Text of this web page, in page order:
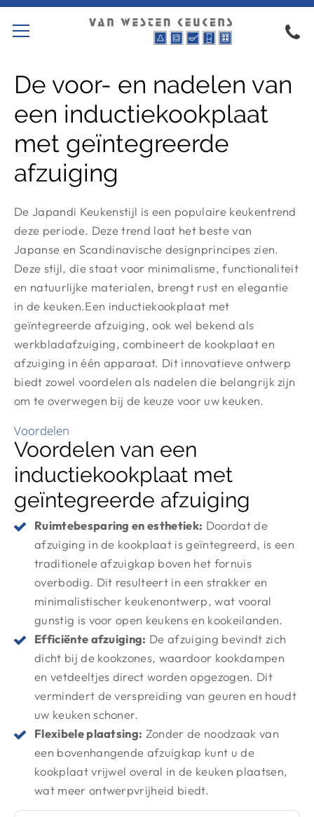
De voor- en nadelen van
een inductiekookplaat
met geïntegreerde
afzuiging
De Japandi Keukenstijl is een populaire keukentrend
deze periode. Deze trend laat het beste van
Japanse en Scandinavische designprincipes zien.
Deze stijl, die staat voor minimalisme, functionaliteit
en natuurlijke materialen, brengt rust en elegantie
in de keuken.Een inductiekookplaat met
geïntegreerde afzuiging, ook wel bekend als
werkbladafzuiging, combineert de kookplaat en
afzuiging in één apparaat. Dit innovatieve ontwerp
biedt zowel voordelen als nadelen die belangrijk zijn
om te overwegen bij de keuze voor uw keuken.
Voordelen
Voordelen van een
inductiekookplaat met
geïntegreerde afzuiging
Ruimtebesparing en esthetiek: Doordat de
afzuiging in de kookplaat is geïntegreerd, is een
traditionele afzuigkap boven het fornuis
overbodig. Dit resulteert in een strakker en
minimalistischer keukenontwerp, wat vooral
gunstig is voor open keukens en kookeilanden.
Efficiënte afzuiging: De afzuiging bevindt zich
dicht bij de kookzones, waardoor kookdampen
en vetdeeltjes direct worden opgezogen. Dit
vermindert de verspreiding van geuren en houdt
uw keuken schoner.
Flexibele plaatsing: Zonder de noodzaak van
een bovenhangende afzuigkap kunt u de
kookplaat vrijwel overal in de keuken plaatsen,
wat meer ontwerpvrijheid biedt.